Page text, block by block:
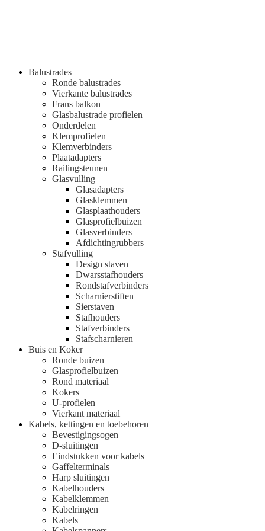
Balustrades
Ronde balustrades
Vierkante balustrades
Frans balkon
Glasbalustrade profielen
Onderdelen
Klemprofielen
Klemverbinders
Plaatadapters
Railingsteunen
Glasvulling
Glasadapters
Glasklemmen
Glasplaathouders
Glasprofielbuizen
Glasverbinders
Afdichtingrubbers
Stafvulling
Design staven
Dwarsstafhouders
Rondstafverbinders
Scharnierstiften
Sierstaven
Stafhouders
Stafverbinders
Stafscharnieren
Buis en Koker
Ronde buizen
Glasprofielbuizen
Rond materiaal
Kokers
U-profielen
Vierkant materiaal
Kabels, kettingen en toebehoren
Bevestigingsogen
D-sluitingen
Eindstukken voor kabels
Gaffelterminals
Harp sluitingen
Kabelhouders
Kabelklemmen
Kabelringen
Kabels